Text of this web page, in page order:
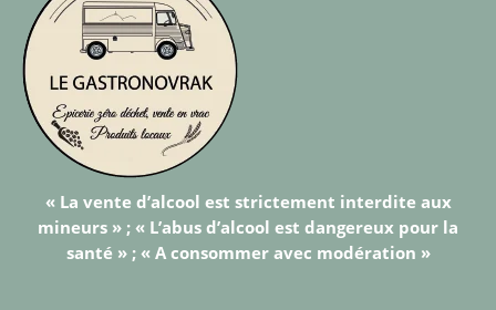
« La vente d’alcool est strictement interdite aux
mineurs » ; « L’abus d’alcool est dangereux pour la
santé » ; « A consommer avec modération »